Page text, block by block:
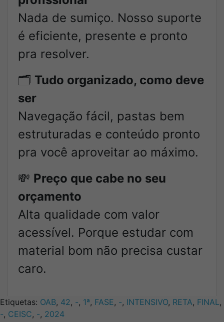
Nada de sumiço. Nosso suporte
é eficiente, presente e pronto
pra resolver.
🗂️ Tudo organizado, como deve
ser
Navegação fácil, pastas bem
estruturadas e conteúdo pronto
pra você aproveitar ao máximo.
💸 Preço que cabe no seu
orçamento
Alta qualidade com valor
acessível. Porque estudar com
material bom não precisa custar
caro.
Etiquetas: OAB, 42, -, 1ª, FASE, -, INTENSIVO, RETA, FINAL,
-, CEISC, -, 2024